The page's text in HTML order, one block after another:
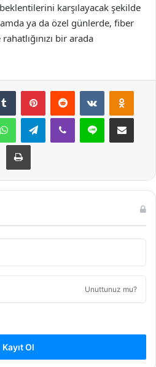
beklentilerini karşılayacak şekilde
ya da özel günlerde, fiber
rahatlığınızı bir arada
Tumblr PinterestReddit VKontakte
WhatsAppTelegramViber Line E-Posta ile
Yazdır
Unuttunuz mu?
Kayıt Ol